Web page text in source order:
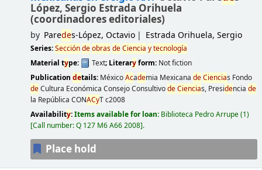
López, Sergio Estrada Orihuela
(coordinadores editoriales)
by Paredes-López, Octavio Estrada Orihuela, Sergio
Series:SeccióndeobrasdeCiencia ytecnología
Material type: Text; Literaryform: Not fiction
Publication details: MéxicoAcademia Mexicana deCiencias Fondo
deCultura Económica Consejo ConsultivodeCiencias, Presidencia de
la República CONACyTc2008
Availability:Items available for loan: Biblioteca Pedro Arrupe(1)
Call number:Q 127 M6 A66 2008 .
Place hold